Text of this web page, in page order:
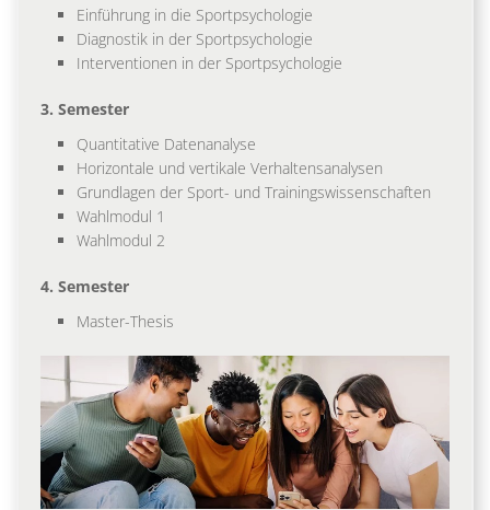
Einführung in die Sportpsychologie
Diagnostik in der Sportpsychologie
Interventionen in der Sportpsychologie
3. Semester
Quantitative Datenanalyse
Horizontale und vertikale Verhaltensanalysen
Grundlagen der Sport- und Trainingswissenschaften
Wahlmodul 1
Wahlmodul 2
4. Semester
Master-Thesis